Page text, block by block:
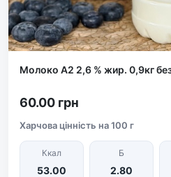
Молоко А2 2,6 % жир. 0,9кг
60.00 грн
Харчова цінність на 100 г
Ккал
53.00
Б
2.80